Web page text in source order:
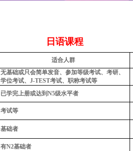
日语课程
适合人群
无基础或只会简单发音、参加等级考试、考研、
学位考试、 J-TEST考试、职称考试等
已学完上册或达到N5级水平者
考试等
基础者
有N2基础者